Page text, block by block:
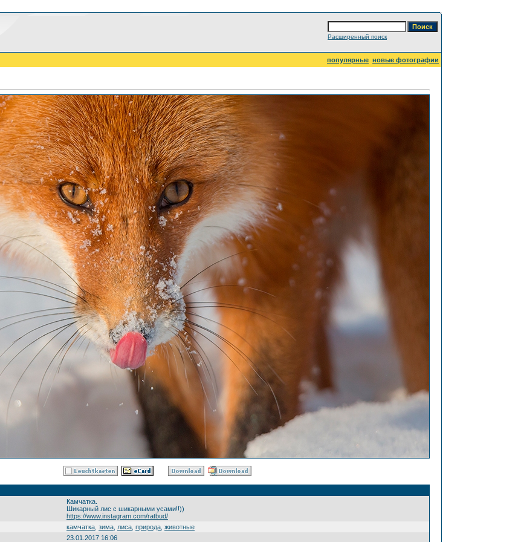
Расширенный поиск
популярные новые фотографии
Камчатка.
Шикарный лис с шикарными усами!!))
https://www.instagram.com/ratbud/
камчатка зима лиса природа животные
23.01.2017 16:06